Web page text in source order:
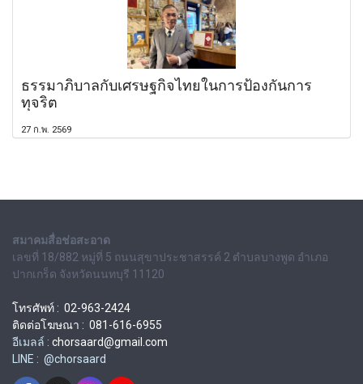
ธรรมาภิบาลกับเศรษฐกิจไทยในการป้องกันการ
ทุจริต
27 ก.พ. 2569
สมาคมสื่อช่อสะอาด
เลขที่ 18/882 หมู่ที่ 5 ถนนสุขาประชาสรรค์ 2 ตำบลบางพูด อำเภอ
ปากเกร็ด จังหวัดนนทบุรี 11120
โทรศัพท์ : 02-963-2424
ติดต่อโฆษณา : 081-616-6955
อีเมลล์ : chorsaard@gmail.com
LINE : @chorsaard